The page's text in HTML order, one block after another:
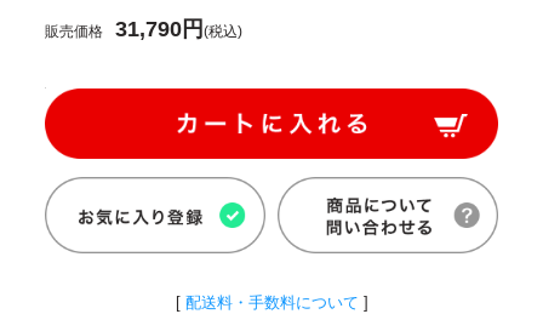
販売価格 31,790円(税込)
[ 配送料・手数料について ]